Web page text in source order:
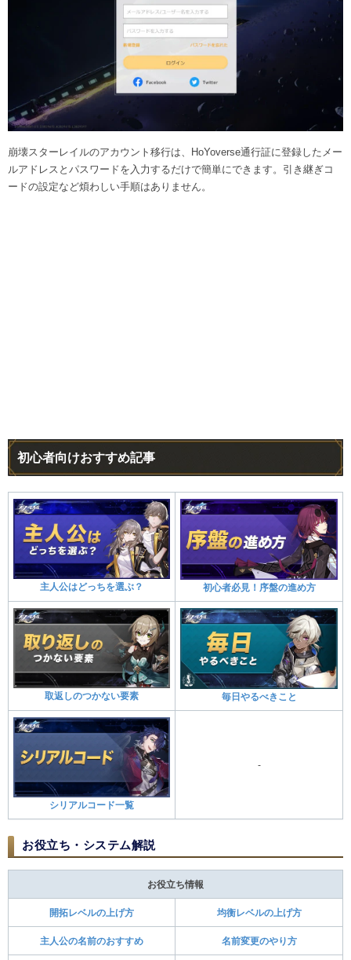
崩壊スターレイルのアカウント移行は、HoYoverse通行証に登録したメー
ルアドレスとパスワードを入力するだけで簡単にできます。引き継ぎコ
ードの設定など煩わしい手順はありません。
初心者向けおすすめ記事
主人公はどっちを選ぶ？ 初心者必見！序盤の進め方
取返しのつかない要素 毎日やるべきこと
シリアルコード一覧
-
お役立ち・システム解説
お役立ち情報
開拓レベルの上げ方 均衡レベルの上げ方
主人公の名前のおすすめ 名前変更のやり方